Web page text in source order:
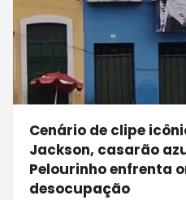
Cenário de clipe
Jackson, casarão
Pelourinho enfrenta
desocupação